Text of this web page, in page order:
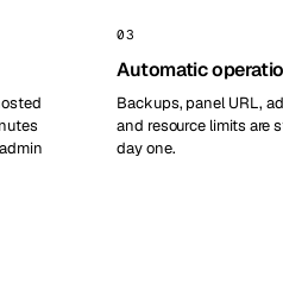
03
Automatic
Backups, panel URL,
and resource limits are
day one.